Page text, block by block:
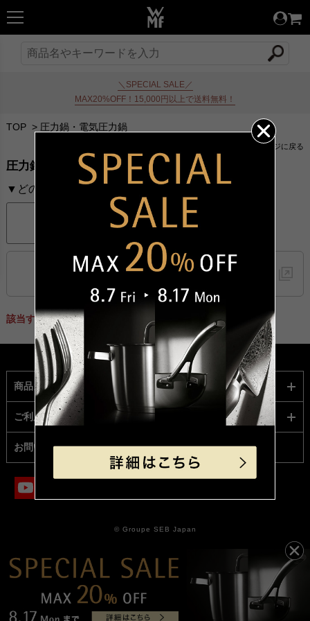
＼SPECIAL SALE／
MAX20%OFF！15,000円以上で送料無料！
TOP > 圧力鍋・電気圧力鍋
前のページに戻る
圧力鍋・電気圧力鍋
▼どのような商品をお探しですか？
電気圧力鍋
圧力調理の魅力や圧力鍋・
電気圧力鍋の特長はこちらから
（ティファール公式サイトへ）
該当する商品がありません。
商品カテゴリー
ご利用ガイド
お問い合わせ
© Groupe SEB Japan